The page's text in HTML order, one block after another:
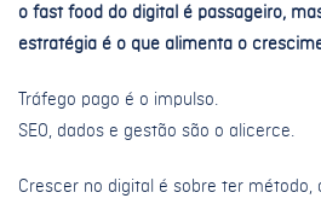
o fast food do digital é passageiro,
estratégia é o que alimenta o
Tráfego pago é o impulso.
SEO, dados e gestão são o alicerce.
Crescer no digital é sobre ter método,